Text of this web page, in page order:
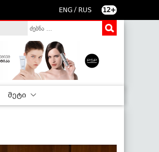
ENG / RUS 12+
მეტი